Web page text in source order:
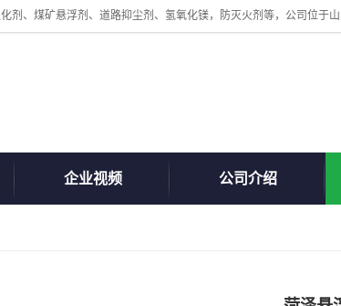
企业视频 公司介绍